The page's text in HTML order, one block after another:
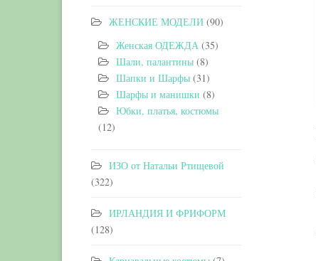
ЖЕНСКИЕ МОДЕЛИ (90)
Женская ОДЕЖДА (35)
Шали, палантины (8)
Шапки и Шарфы (31)
Шарфы и манишки (8)
Юбки, платья, костюмы
(12)
ИЗО от Натальи Ртищевой
(322)
ИРЛАНДИЯ И ФРИФОРМ
(128)